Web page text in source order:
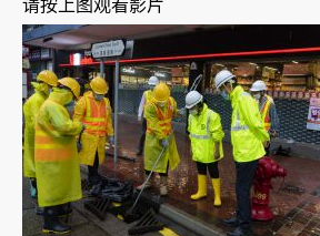
请按上图观看影片